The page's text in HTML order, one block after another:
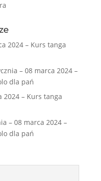
2024 – Kurs tanga
– 08 marca 2024 –
dla pań
2024 – Kurs tanga
– 08 marca 2024 –
dla pań